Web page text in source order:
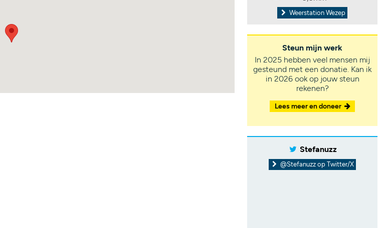
Weerstation Wezep
Steun mijn werk
In 2025 hebben veel mensen mij
gesteund met een donatie. Kan ik
in 2026 ook op jouw steun
rekenen?
Lees meer en doneer
Stefanuzz
@Stefanuzz op Twitter/X